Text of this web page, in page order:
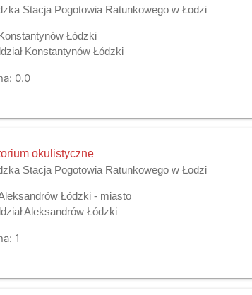
Stacja Pogotowia Ratunkowego w Łodzi
Łódzki
Konstantynów Łódzki
0.0
okulistyczne
Stacja Pogotowia Ratunkowego w Łodzi
Łódzki - miasto
Aleksandrów Łódzki
1